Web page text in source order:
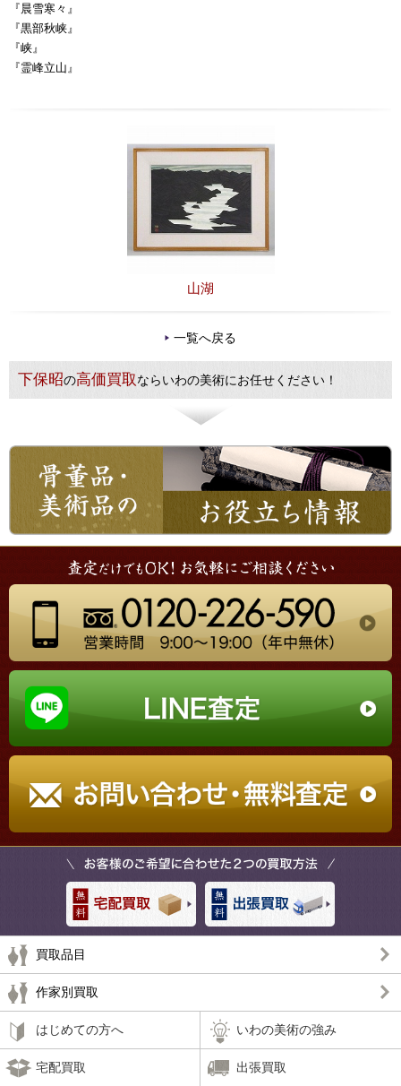
『晨雪寒々』
『黒部秋峡』
『峡』
『霊峰立山』
山湖
一覧へ戻る
下保昭の高価買取ならいわの美術にお任せください！
買取品目
作家別買取
はじめての方へ いわの美術の強み
宅配買取 出張買取